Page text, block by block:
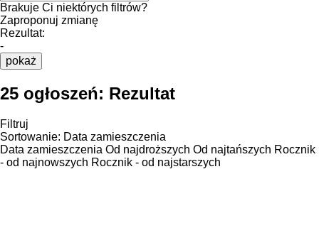
Brakuje Ci niektórych filtrów?
Zaproponuj zmianę
Rezultat:
-
pokaż
25 ogłoszeń: Rezultat
Filtruj
Sortowanie: Data zamieszczenia
Data zamieszczenia Od najdroższych Od najtańszych Rocznik
- od najnowszych Rocznik - od najstarszych